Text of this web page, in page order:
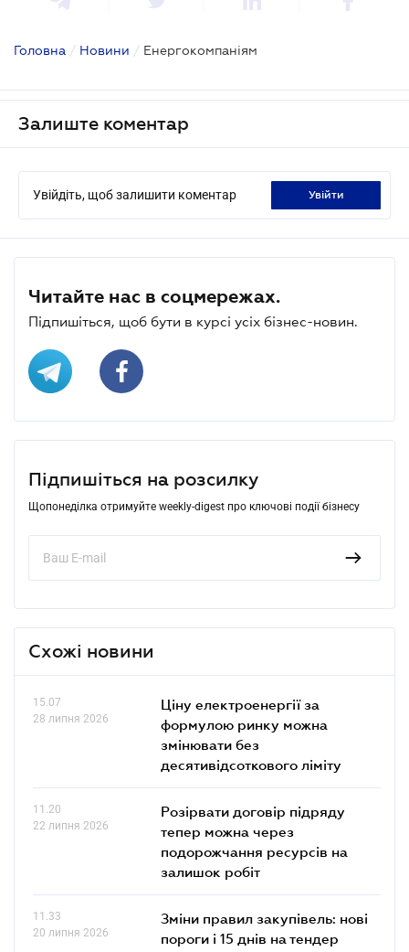
Головна / Новини / Енергокомпаніям
Залиште коментар
Увійдіть, щоб залишити коментар увійти
Читайте нас в соцмережах.
Підпишіться, щоб бути в курсі усіх бізнес-новин.
Підпишіться на розсилку
Щопонеділка отримуйте weekly-digest про ключові події бізнесу
Схожі новини
15.07
28 липня 2026
Ціну електроенергії за
формулою ринку можна
змінювати без
десятивідсоткового ліміту
11.20
22 липня 2026
Розірвати договір підряду
тепер можна через
подорожчання ресурсів на
залишок робіт
11.33
20 липня 2026
Зміни правил закупівель: нові
пороги і 15 днів на тендер